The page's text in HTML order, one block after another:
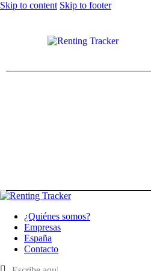
Skip to content Skip to footer
¿Quiénes somos?
Empresas
España
Contacto